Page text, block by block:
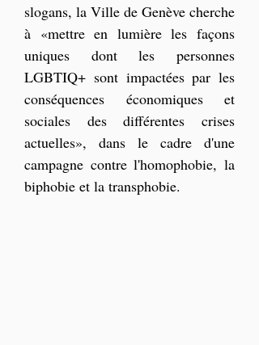
slogans, la Ville de Genève cherche
à «mettre en lumière les façons
uniques dont les personnes
LGBTIQ+ sont impactées par les
conséquences économiques et
sociales des différentes crises
actuelles», dans le cadre d'une
campagne contre l'homophobie, la
biphobie et la transphobie.